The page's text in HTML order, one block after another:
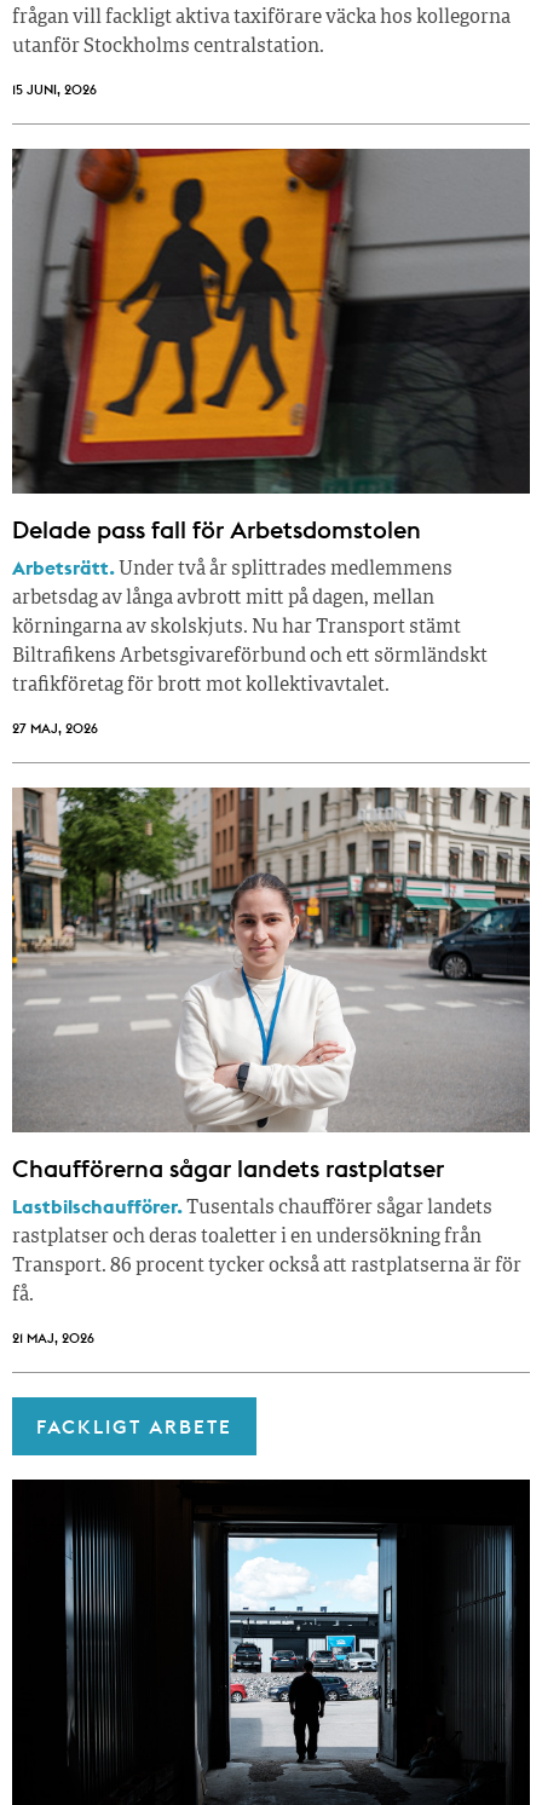
frågan vill fackligt aktiva taxiförare väcka hos kollegorna
utanför Stockholms centralstation.
15 JUNI, 2026
Delade pass fall för Arbetsdomstolen
Arbetsrätt. Under två år splittrades medlemmens
arbetsdag av långa avbrott mitt på dagen, mellan
körningarna av skolskjuts. Nu har Transport stämt
Biltrafikens Arbetsgivareförbund och ett sörmländskt
trafikföretag för brott mot kollektivavtalet.
27 MAJ, 2026
Chaufförerna sågar landets rastplatser
Lastbilschaufförer.Tusentals chaufförer sågar landets
rastplatser och deras toaletter i en undersökning från
Transport. 86 procent tycker också att rastplatserna är för
få.
21 MAJ, 2026
FACKLIGT ARBETE